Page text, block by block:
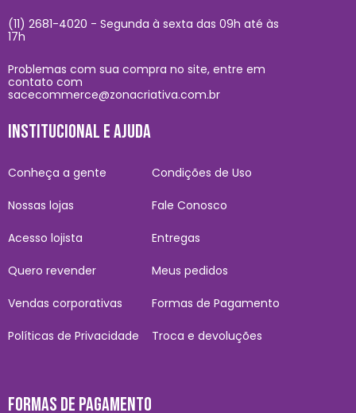
(11) 2681-4020 - Segunda à sexta das 09h até às
17h
Problemas com sua compra no site, entre em
contato com
sacecommerce@zonacriativa.com.br
INSTITUCIONAL E AJUDA
Conheça a gente
Nossas lojas
Acesso lojista
Quero revender
Vendas corporativas
Políticas de Privacidade
Condições de Uso
Fale Conosco
Entregas
Meus pedidos
Formas de Pagamento
Troca e devoluções
FORMAS DE PAGAMENTO